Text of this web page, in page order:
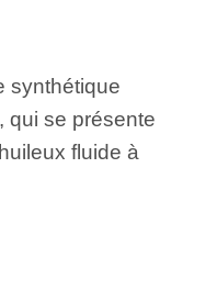
synthétique
qui se présente
fluide à